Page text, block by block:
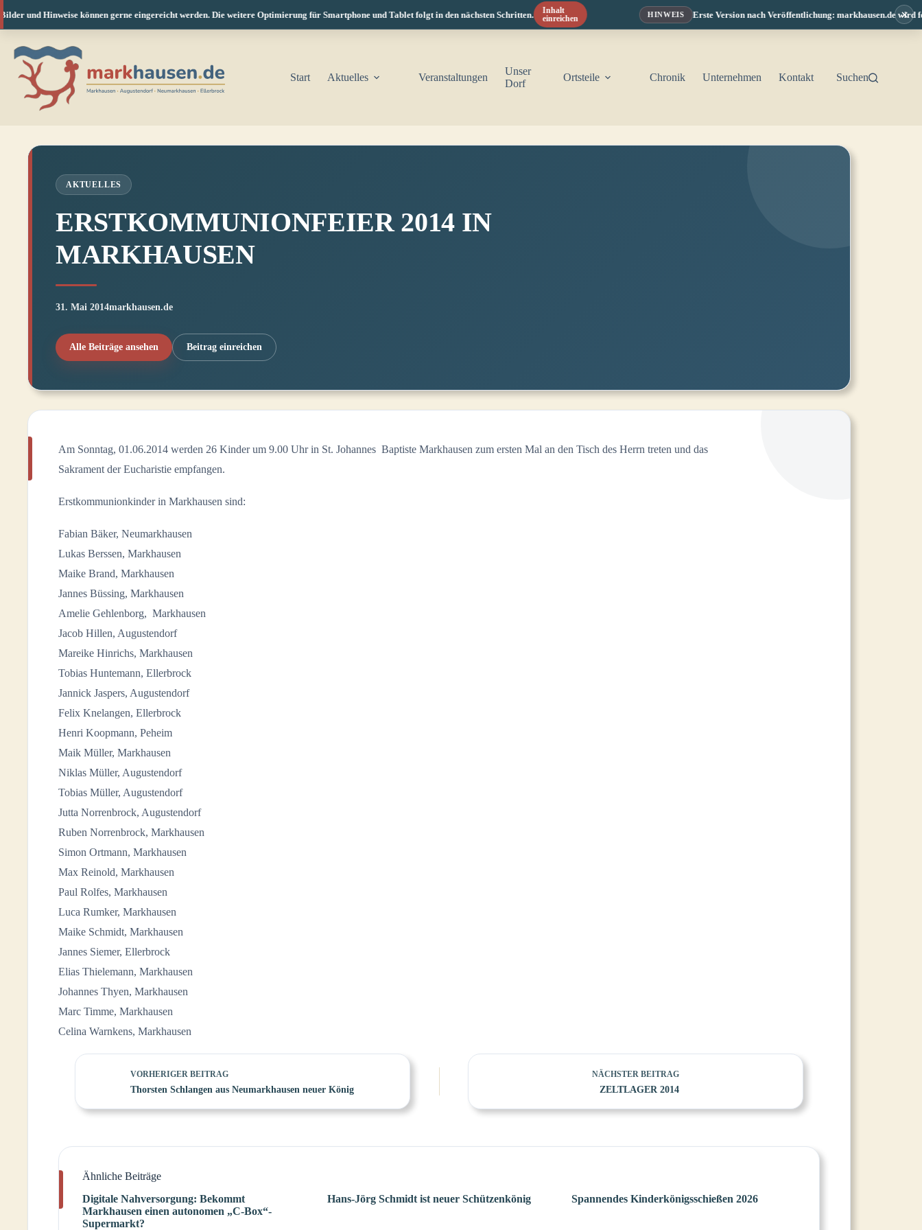
Hinweise können gerne eingereicht werden. Die weitere Optimierung für Smartphone und Tablet folgt in den nächsten Schritten.
Inhalt
einreichen
HINWEIS Erste Version nach Veröffentlichung: markhausen.de wird×
Inhalt
springen
Start
Aktuelles Veranstaltungen
Unser
Dorf
Ortsteile Chronik Unternehmen Kontakt Suchen
AKTUELLES
ERSTKOMMUNIONFEIER 2014 IN
MARKHAUSEN
31. Mai 2014markhausen.de
Alle Beiträge ansehen Beitrag einreichen
Am Sonntag, 01.06.2014 werden 26 Kinder um 9.00 Uhr in St. Johannes Baptiste Markhausen zum ersten Mal an den Tisch des Herrn treten und das
Sakrament der Eucharistie empfangen.
Erstkommunionkinder in Markhausen sind:
Fabian Bäker, Neumarkhausen
Lukas Berssen, Markhausen
Maike Brand, Markhausen
Jannes Büssing, Markhausen
Amelie Gehlenborg, Markhausen
Jacob Hillen, Augustendorf
Mareike Hinrichs, Markhausen
Tobias Huntemann, Ellerbrock
Jannick Jaspers, Augustendorf
Felix Knelangen, Ellerbrock
Henri Koopmann, Peheim
Maik Müller, Markhausen
Niklas Müller, Augustendorf
Tobias Müller, Augustendorf
Jutta Norrenbrock, Augustendorf
Ruben Norrenbrock, Markhausen
Simon Ortmann, Markhausen
Max Reinold, Markhausen
Paul Rolfes, Markhausen
Luca Rumker, Markhausen
Maike Schmidt, Markhausen
Jannes Siemer, Ellerbrock
Elias Thielemann, Markhausen
Johannes Thyen, Markhausen
Marc Timme, Markhausen
Celina Warnkens, Markhausen
VORHERIGERBEITRAG
Thorsten Schlangen aus Neumarkhausen neuer König
NÄCHSTERBEITRAG
ZELTLAGER 2014
Ähnliche Beiträge
Digitale Nahversorgung: Bekommt
Markhausen einen autonomen „C-Box“-
Supermarkt?
Hans-Jörg Schmidt ist neuer Schützenkönig Spannendes Kinderkönigsschießen 2026